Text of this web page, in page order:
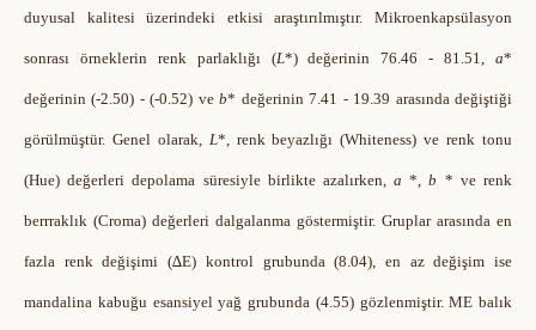
duyusal kalitesi üzerindeki etkisi araştırılmıştır. Mikroenkapsülasyon
sonrası örneklerin renk parlaklığı (L*) değerinin 76.46 - 81.51,a*
değerinin (-2.50) - (-0.52) veb* değerinin 7.41 - 19.39 arasında değiştiği
görülmüştür. Genel olarak,L*, renk beyazlığı (Whiteness) ve renk tonu
(Hue) değerleri depolama süresiyle birlikte azalırken,a *,b * ve renk
berrraklık (Croma) değerleri dalgalanma göstermiştir. Gruplar arasında en
fazla renk değişimi (∆E) kontrol grubunda (8.04), en az değişim ise
mandalina kabuğu esansiyel yağ grubunda (4.55) gözlenmiştir. ME balık